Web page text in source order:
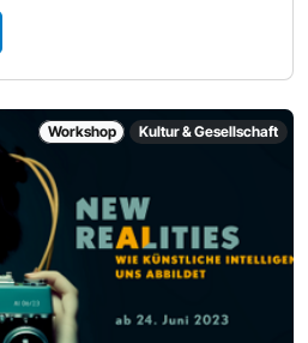
Workshop Kultur & Gesellschaft